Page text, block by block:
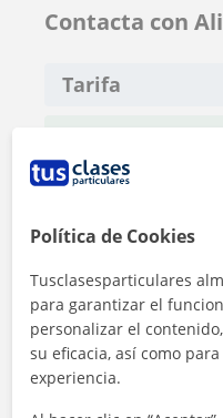
Contacta con
Tarifa
1ª clase gratis
Política de Cookies
Tusclasesparticulares
para garantizar el
personalizar el
su eficacia, así como
experiencia.